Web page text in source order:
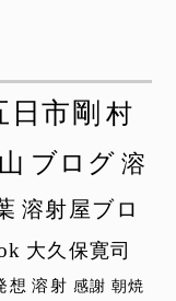
日市剛 村
ブログ 溶
溶射屋ブロ
大久保寛司
想 溶射 感謝 朝焼